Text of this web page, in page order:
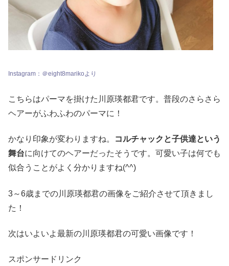
Instagram：＠eight8marikoより
こちらはパーマを掛けた川原瑛都君です。普段のさらさら
ヘアーがふわふわのパーマに！
かなり印象が変わりますね。
コルチャックと子供達という
舞台に向けてのヘアーだったそうです。可愛い子は何でも
似合うことがよく分かりますね(^^)
3～6歳までの川原瑛都君の画像をご紹介させて頂きまし
た！
次はいよいよ最新の川原瑛都君の可愛い画像です！
スポンサードリンク